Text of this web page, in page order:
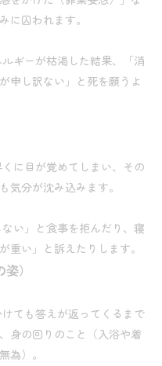
に囚われます。
ルギーが枯渇した結果、「消
申し訳ない」と死を願うよ
に目が覚めてしまい、その
気分が沈み込みます。
ない」と食事を拒んだり、寝
重い」と訴えたりします。
）
ても答えが返ってくるまで
身の回りのこと（入浴や着
為）。